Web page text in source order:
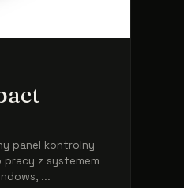
panel kontrolny
pracy z systemem
...